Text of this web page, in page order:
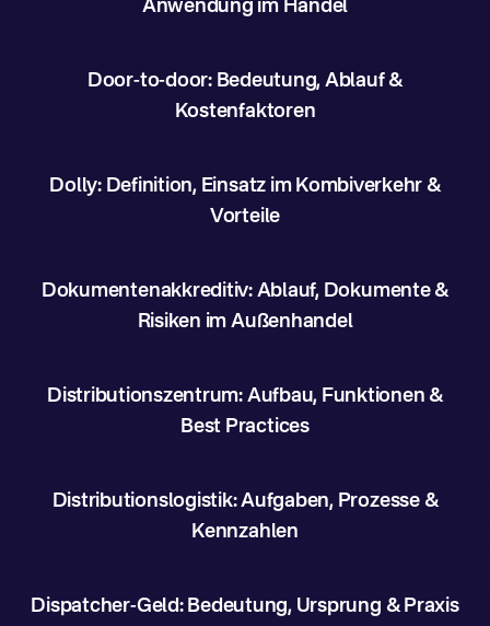
Anwendung im Handel
Door-to-door: Bedeutung, Ablauf &
Kostenfaktoren
Dolly: Definition, Einsatz im Kombiverkehr &
Vorteile
Dokumentenakkreditiv: Ablauf, Dokumente &
Risiken im Außenhandel
Distributionszentrum: Aufbau, Funktionen &
Best Practices
Distributionslogistik: Aufgaben, Prozesse &
Kennzahlen
Dispatcher-Geld: Bedeutung, Ursprung & Praxis